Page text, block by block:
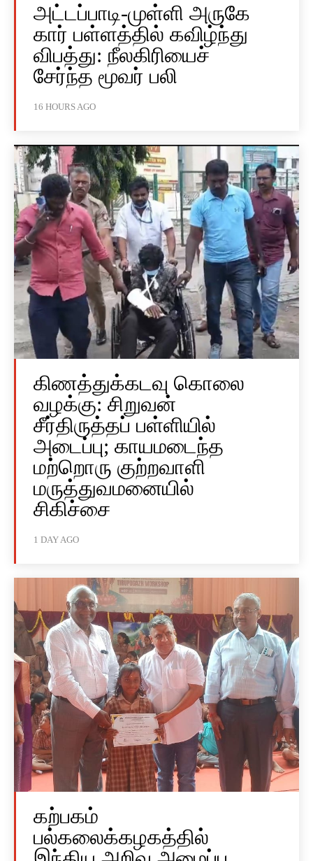
அட்டப்பாடி-முள்ளி அருகே
கார் பள்ளத்தில் கவிழ்ந்து
விபத்து: நீலகிரியைச்
சேர்ந்த மூவர் பலி
16 HOURS AGO
கிணத்துக்கடவு கொலை
வழக்கு: சிறுவன்
சீர்திருத்தப் பள்ளியில்
அடைப்பு; காயமடைந்த
மற்றொரு குற்றவாளி
மருத்துவமனையில்
சிகிச்சை
1 DAY AGO
கற்பகம்
பல்கலைக்கழகத்தில்